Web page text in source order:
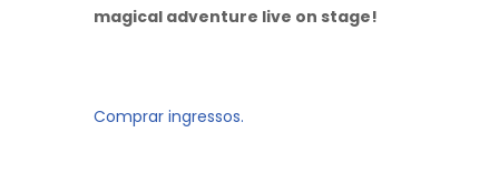
magical adventure live on stage!
Comprar ingressos.